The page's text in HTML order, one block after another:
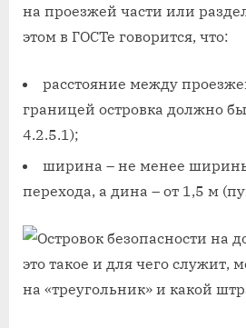
на проезжей части или
этом в ГОСТе говорится, что:
расстояние между
границей островка должно
4.2.5.1);
ширина – не менее
перехода, а дина – от 1,5 м